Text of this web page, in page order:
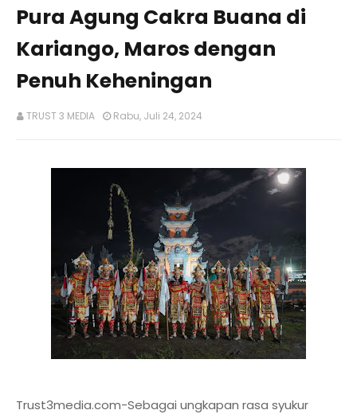
Pura Agung Cakra Buana di
Kariango, Maros dengan
Penuh Keheningan
TRUST 3 MEDIA Rabu, Juli 24, 2024
Trust3media.com-Sebagai ungkapan rasa syukur